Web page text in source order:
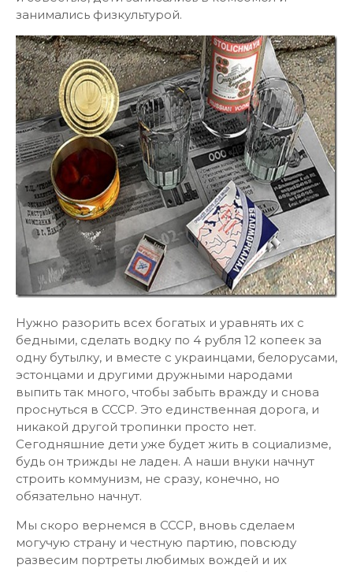
занимались физкультурой.
Нужно разорить всех богатых и уравнять их с
бедными, сделать водку по 4 рубля 12 копеек за
одну бутылку, и вместе с украинцами, белорусами,
эстонцами и другими дружными народами
выпить так много, чтобы забыть вражду и снова
проснуться в СССР. Это единственная дорога, и
никакой другой тропинки просто нет.
Сегодняшние дети уже будет жить в социализме,
будь он трижды не ладен. А наши внуки начнут
строить коммунизм, не сразу, конечно, но
обязательно начнут.
Мы скоро вернемся в СССР, вновь сделаем
могучую страну и честную партию, повсюду
развесим портреты любимых вождей и их